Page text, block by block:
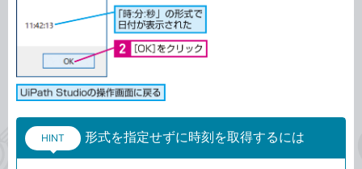
HINT 形式を指定せずに時刻を取得するには